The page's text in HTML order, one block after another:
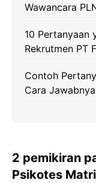
Wawancara
10 Pertanyaan
Rekrutmen PT
Contoh
Cara Jawabnya
2 pemikiran
Psikotes